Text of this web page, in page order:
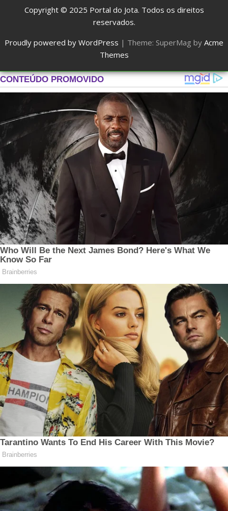
Copyright © 2025 Portal do Jota. Todos os direitos
reservados.
Proudly powered by WordPress | Theme: SuperMag by Acme
Themes